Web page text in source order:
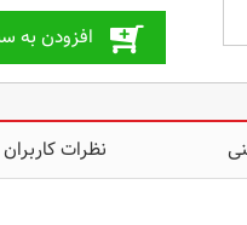
افزودن به
نظرات کاربران